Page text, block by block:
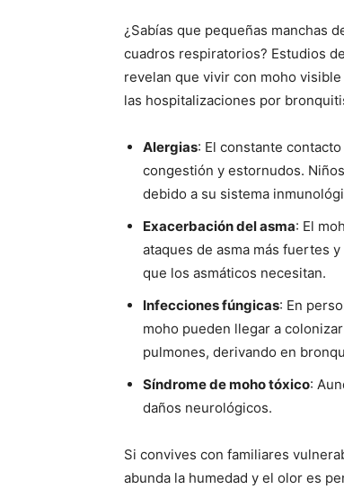
¿Sabías que pequeñas manchas
cuadros respiratorios? Estudios
revelan que vivir con moho
las hospitalizaciones por
Alergias: El constante
congestión y estornudos.
debido a su sistema
Exacerbación del asma: El
ataques de asma más fuertes
que los asmáticos necesitan.
Infecciones fúngicas: En
moho pueden llegar a
pulmones, derivando en
Síndrome de moho tóxico:
daños neurológicos.
Si convives con familiares
abunda la humedad y el olor es